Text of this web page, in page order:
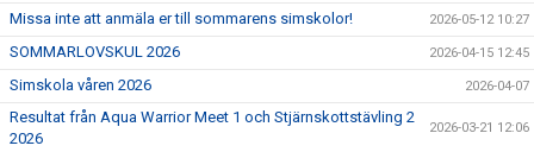
Missa inte att anmäla er till sommarens simskolor! 2026-05-12 10:27
SOMMARLOVSKUL 2026 2026-04-15 12:45
Simskola våren 2026 2026-04-07
Resultat från Aqua Warrior Meet 1 och Stjärnskottstävling 2
2026
2026-03-21 12:06